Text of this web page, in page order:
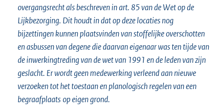
overgangsrecht als beschreven in art. 85 van de Wet op de
Lijkbezorging. Dit houdt in dat op deze locaties nog
bijzettingenkunnenplaatsvinden van stoffelijke overschotten
en asbussen van degene die daarvan eigenaar was ten tijde van
de inwerkingtreding van de wet van 1991 en de leden van zijn
geslacht. Er wordt geen medewerking verleend aan nieuwe
verzoeken tot het toestaan en planologisch regelen van een
begraafplaatsop eigen grond.